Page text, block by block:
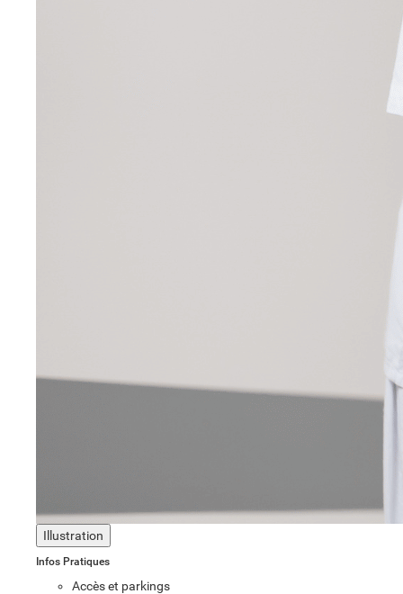
Illustration
Infos Pratiques
Accès et parkings